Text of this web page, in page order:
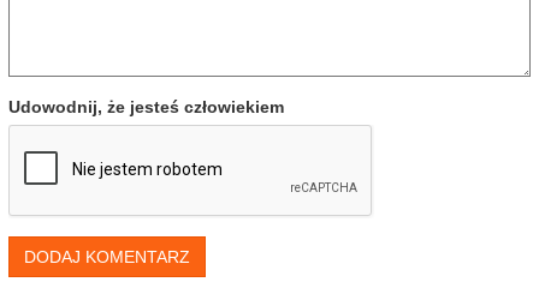
Udowodnij, że jesteś człowiekiem
DODAJ KOMENTARZ